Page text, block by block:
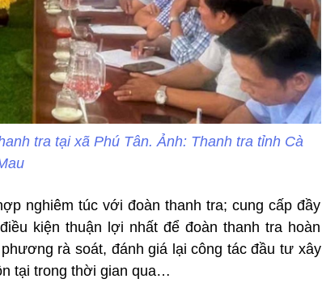
tra tại xã Phú Tân. Ảnh: Thanh tra tỉnh Cà
nghiêm túc với đoàn thanh tra; cung cấp đầy
kiện thuận lợi nhất để đoàn thanh tra hoàn
rà soát, đánh giá lại công tác đầu tư xây
tại trong thời gian qua…